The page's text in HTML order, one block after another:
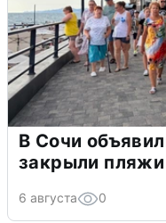
В Сочи
закрыли пляжи
6 августа 0